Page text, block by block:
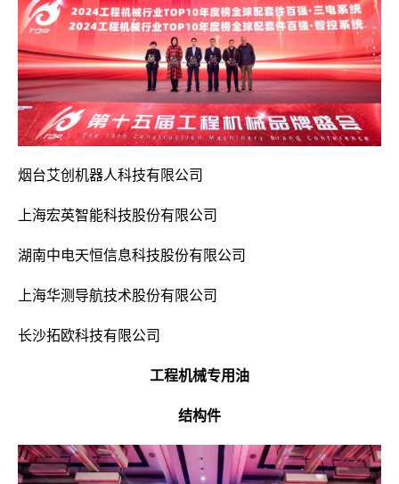
烟台艾创机器人科技有限公司
上海宏英智能科技股份有限公司
湖南中电天恒信息科技股份有限公司
上海华测导航技术股份有限公司
长沙拓欧科技有限公司
工程机械专用油
结构件